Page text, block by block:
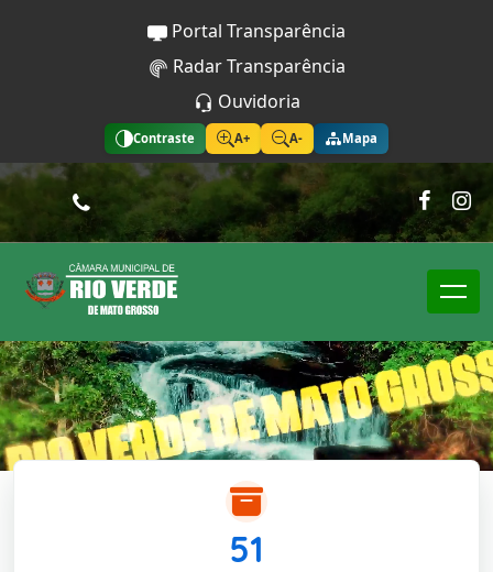
Portal Transparência
Radar Transparência
Ouvidoria
Contraste A+ A- Mapa
51